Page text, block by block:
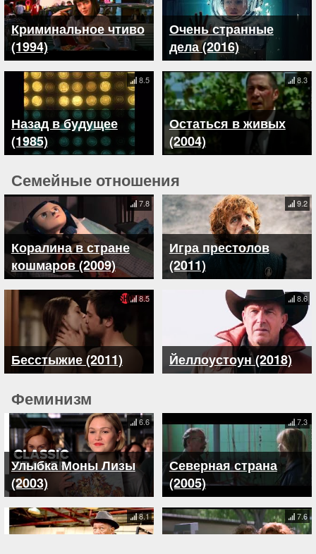
Криминальное чтиво
(1994)
Очень странные
дела (2016)
Назад в будущее
(1985)
8.5
Остаться в живых
(2004)
8.3
Семейные отношения
Коралина в стране
кошмаров (2009)
7.8
Игра престолов
(2011)
9.2
Бесстыжие (2011)
8.5
Йеллоустоун (2018)
8.6
Феминизм
Улыбка Моны Лизы
(2003)
6.6
Северная страна
(2005)
7.3
8.1 7.6